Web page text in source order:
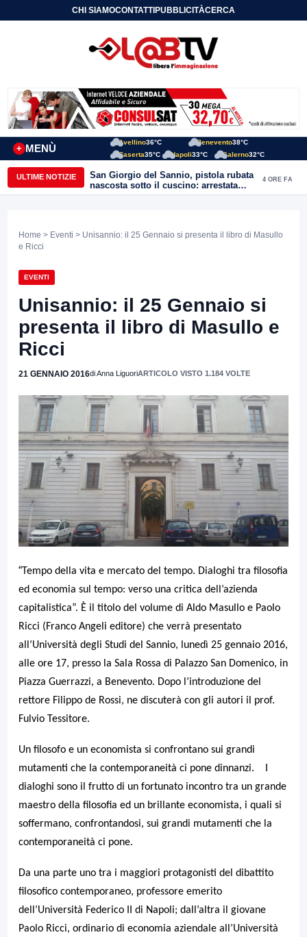
CHI SIAMOCONTATTIPUBBLICITÀCERCA
MENÙ
+
Avellino36°C Benevento38°C
Caserta35°C Napoli33°C Salerno32°C
ULTIME NOTIZIE
San Giorgio del Sannio, pistola rubata
nascosta sotto il cuscino: arrestata
51enne
4 ORE FA
Home > Eventi > Unisannio: il 25 Gennaio si presenta il libro di Masullo
e Ricci
EVENTI
Unisannio: il 25 Gennaio si
presenta il libro di Masullo e
Ricci
21 GENNAIO 2016di Anna LiguoriARTICOLO VISTO 1.184 VOLTE
“Tempo della vita e mercato del tempo. Dialoghi tra filosofia
ed economia sul tempo: verso una critica dell’azienda
capitalistica”. È il titolo del volume di Aldo Masullo e Paolo
Ricci (Franco Angeli editore) che verrà presentato
all’Università degli Studi del Sannio, lunedì 25 gennaio 2016,
alle ore 17, presso la Sala Rossa di Palazzo San Domenico, in
Piazza Guerrazzi, a Benevento. Dopo l’introduzione del
rettore Filippo de Rossi, ne discuterà con gli autori il prof.
Fulvio Tessitore.
Un filosofo e un economista si confrontano sui grandi
mutamenti che la contemporaneità ci pone dinnanzi. I
dialoghi sono il frutto di un fortunato incontro tra un grande
maestro della filosofia ed un brillante economista, i quali si
soffermano, confrontandosi, sui grandi mutamenti che la
contemporaneità ci pone.
Da una parte uno tra i maggiori protagonisti del dibattito
filosofico contemporaneo, professore emerito
dell’Università Federico II di Napoli; dall’altra il giovane
Paolo Ricci, ordinario di economia aziendale all’Università